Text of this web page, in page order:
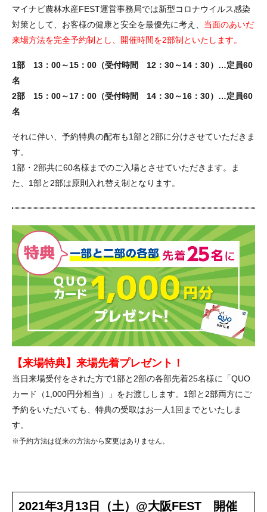
マイナビ農林水産FEST運営事務局では新型コロナウイルス感染
対策として、お客様の健康と安全を最優先に考え、 当面のあいだ
来場方法を完全予約制とし、開催時間を2部制といたします。
1部 13：00～15：00（受付時間 12：30～14：30）…定員60
名
2部 15：00～17：00（受付時間 14：30～16：30）…定員60
名
それに伴い、予約特典の配布も1部と2部に分けさせていただきま
す。
1部・2部共に60名様までのご入場とさせていただきます。ま
た、1部と2部は原則入れ替え制となります。
【来場特典】来場先着プレゼント！
当日来場受付をされた方で1部と2部の各部先着25名様に「QUO
カード（1,000円分相当）」をお渡しします。1部と2部両方にご
予約をいただいても、特典の受取はお一人1回までといたしま
す。
※予約方法は従来の方法から変更はありません。
2021年3月13日（土）@大阪FEST 開催